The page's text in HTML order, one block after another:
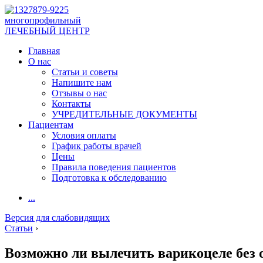
многопрофильный
ЛЕЧЕБНЫЙ ЦЕНТР
Главная
О нас
Статьи и советы
Напишите нам
Отзывы о нас
Контакты
УЧРЕДИТЕЛЬНЫЕ ДОКУМЕНТЫ
Пациентам
Условия оплаты
График работы врачей
Цены
Правила поведения пациентов
Подготовка к обследованию
...
Версия для слабовидящих
Статьи ›
Возможно ли вылечить варикоцеле без